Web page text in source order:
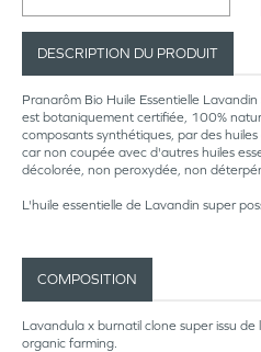
DESCRIPTION DU PRODUIT
Pranarôm Bio Huile Essentielle
est botaniquement certifiée, 100%
composants synthétiques, par des
car non coupée avec d'autres huiles
décolorée, non peroxydée, non
L'huile essentielle de Lavandin super
COMPOSITION
Lavandula x burnatil clone super issu
organic farming.